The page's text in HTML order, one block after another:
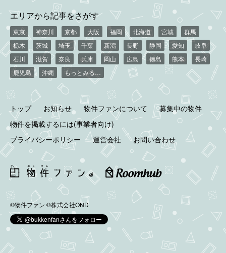
エリアから記事をさがす
東京 神奈川 京都 大阪 福岡 北海道 宮城
群馬
栃木
茨城 埼玉 千葉 新潟 長野 静岡 愛知
岐阜
石川
滋賀 奈良 兵庫 岡山 広島 徳島 熊本
長崎
鹿児島
沖縄 もっとみる…
トップ お知らせ 物件ファンについて
募集中の物件
物件を掲載するには(事業者向け)
プライバシーポリシー
運営会社 お問い合わせ
©物件ファン ©株式会社OND